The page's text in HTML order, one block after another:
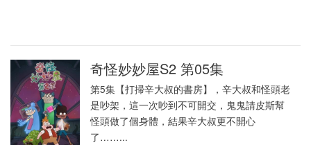
奇怪妙妙屋S2 第05集
第5集【打掃辛大叔的書房】，辛大叔和怪頭老
是吵架，這一次吵到不可開交，鬼鬼請皮斯幫
怪頭做了個身體，結果辛大叔更不開心
了……...